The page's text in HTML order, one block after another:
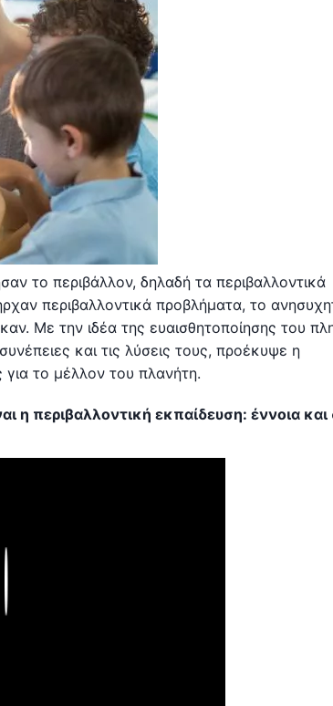
το περιβάλλον, δηλαδή τα περιβαλλοντικά
περιβαλλοντικά προβλήματα, το
Με την ιδέα της ευαισθητοποίησης του
και τις λύσεις τους, προέκυψε η
για το μέλλον του πλανήτη.
η περιβαλλοντική εκπαίδευση: έννοια και